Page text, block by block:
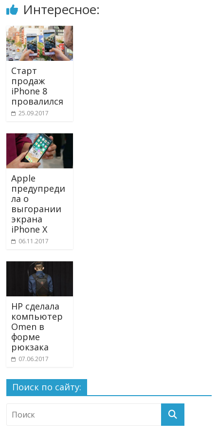
Интересное:
Старт
продаж
iPhone 8
провалился
25.09.2017
Apple
предупреди
ла о
выгорании
экрана
iPhone X
06.11.2017
HP сделала
компьютер
Omen в
форме
рюкзака
07.06.2017
Поиск по сайту: